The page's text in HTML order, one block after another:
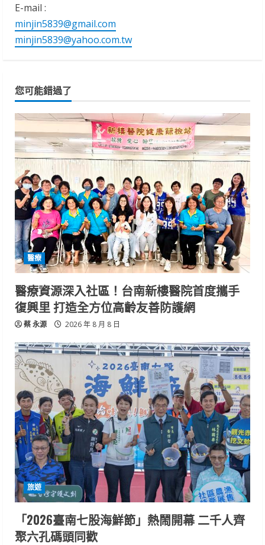
E-mail :
minjin5839@gmail.com
minjin5839@yahoo.com.tw
您可能錯過了
醫療
醫療資源深入社區！台南新樓醫院首度攜手
復興里 打造全方位高齡友善防護網
蔡 永源 2026 年 8 月 8 日
旅遊
「2026臺南七股海鮮節」熱鬧開幕 二千人齊
聚六孔碼頭同歡